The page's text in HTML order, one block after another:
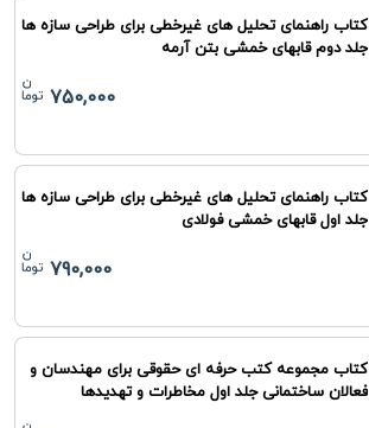
کتاب راهنمای تحلیل های غیرخطی برای طراحی سازه ها
جلد دوم قابهای خمشی بتن آرمه
750,000
کتاب راهنمای تحلیل های غیرخطی برای طراحی سازه ها
جلد اول قابهای خمشی فولادی
790,000
کتاب مجموعه کتب حرفه ای حقوقی برای مهندسان و
فعالان ساختمانی جلد اول مخاطرات و تهدیدها